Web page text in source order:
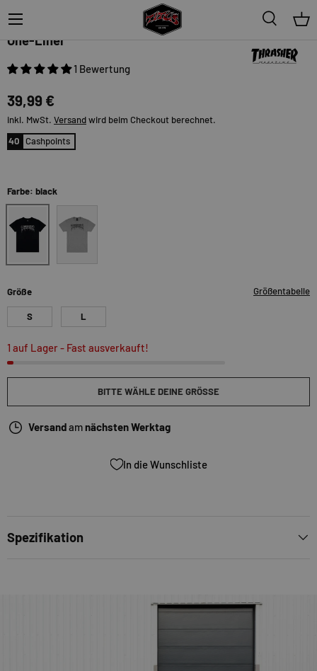
Suche
Menü
Thrasher
One-Liner
1 Bewertung
39,99 €
inkl. MwSt. Versandwird beim Checkout berechnet.
40
Cashpoints
Farbe: black
Größe Größentabelle
S L
1 auf Lager- Fast ausverkauft!
BITTE WÄHLE DEINE GRÖSSE
Versandamnächsten Werktag
In die Wunschliste
Spezifikation